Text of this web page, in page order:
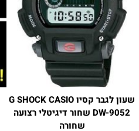
שעון לגבר קסיו G SHOCK CASIO
DW-9052 שחור דיגיטלי רצועה
שחורה